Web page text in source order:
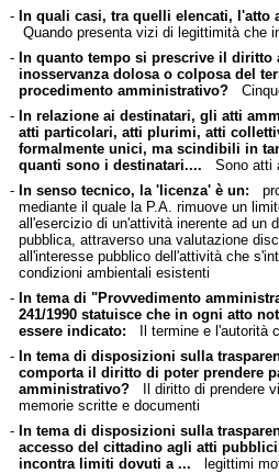
- In quali casi, tra quelli elencati, l'atto
Quando presenta vizi di legittimità che
- In quanto tempo si prescrive il diritto
inosservanza dolosa o colposa del
procedimento amministrativo?
- In relazione ai destinatari, gli atti
atti particolari, atti plurimi, atti
formalmente unici, ma scindibili in
quanti sono i destinatari.... Sono atti
- In senso tecnico, la 'licenza' è un:
mediante il quale la P.A. rimuove un
all'esercizio di un'attività inerente ad un
pubblica, attraverso una valutazione
all'interesse pubblico dell'attività che
condizioni ambientali esistenti
- In tema di "Provvedimento
241/1990 statuisce che in ogni atto
essere indicato: Il termine e l'autorità
- In tema di disposizioni sulla
comporta il diritto di poter prendere
amministrativo?Il diritto di prendere
memorie scritte e documenti
- In tema di disposizioni sulla
accesso del cittadino agli atti
incontra limiti dovuti a ... legittimi